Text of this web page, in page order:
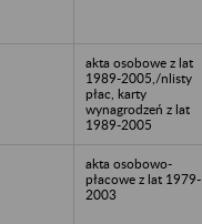
akta osobowe z lat
1989-2005,/nlisty
płac, karty
wynagrodzeń z lat
1989-2005
akta osobowo-
płacowe z lat 1979-
2003